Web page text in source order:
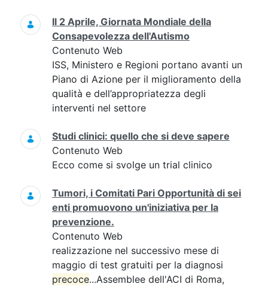
Il 2 Aprile, Giornata Mondiale della
Consapevolezza dell'Autismo
Contenuto Web
ISS, Ministero e Regioni portano avanti un
Piano di Azione per il miglioramento della
qualità e dell’appropriatezza degli
interventi nel settore
Studi clinici: quello che si deve sapere
Contenuto Web
Ecco come si svolge un trial clinico
Tumori, i Comitati Pari Opportunità di sei
enti promuovono un'iniziativa per la
prevenzione.
Contenuto Web
realizzazione nel successivo mese di
maggio di test gratuiti per la diagnosi
precoce...Assemblee dell'ACI di Roma,